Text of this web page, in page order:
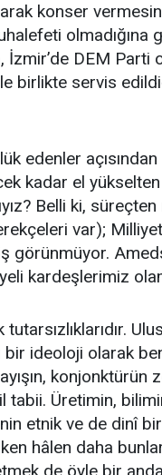
konser
olmadığına
İzmir’de DEM
birlikte servis
edenler
kadar el
Belli ki,
var);
görünmüyor.
kardeşlerimiz
ideoloji olarak
konjonktürün
tabii. Üretimin,
etnik ve de dinî bir
hâlen daha